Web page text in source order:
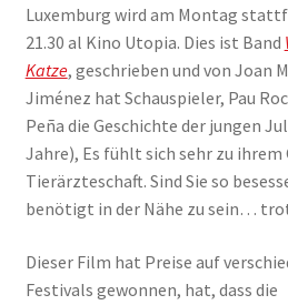
Luxemburg wird am Montag
21.30 al Kino Utopia. Dies ist Band
Katze, geschrieben und von Joan
Jiménez hat Schauspieler, Pau
Peña die Geschichte der jungen
Jahre), Es fühlt sich sehr zu
Tierärzteschaft. Sind Sie so
benötigt in der Nähe zu sein…
Dieser Film hat Preise auf
Festivals gewonnen, hat, dass die